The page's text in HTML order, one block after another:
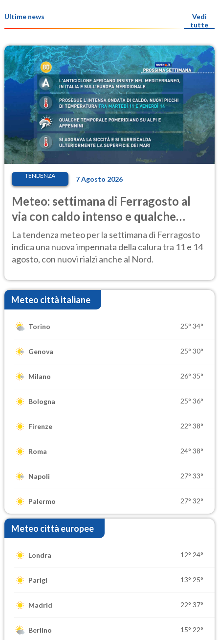
Ultime news
Vedi
tutte
TENDENZA 7 Agosto 2026
Meteo: settimana di Ferragosto al
via con caldo intenso e qualche
temporale
La tendenza meteo per la settimana di Ferragosto
indica una nuova impennata della calura tra 11 e 14
agosto, con nuovi rialzi anche al Nord.
Meteo città italiane
Torino 25° 34°
Genova 25° 30°
Milano 26° 35°
Bologna 25° 36°
Firenze 22° 38°
Roma 24° 38°
Napoli 27° 33°
Palermo 27° 32°
Meteo città europee
Londra 12° 24°
Parigi 13° 25°
Madrid 22° 37°
Berlino 15° 22°